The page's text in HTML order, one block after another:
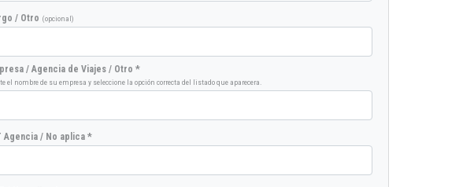
/ Otro (opcional)
/ Agencia de Viajes / Otro *
el nombre de su empresa y seleccione la opción correcta del listado que aparecera.
Agencia / No aplica *